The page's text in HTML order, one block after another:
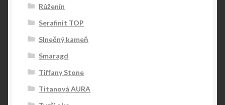
Rúženín
Serafinit TOP
Slnečný kameň
Smaragd
Tiffany Stone
Titanová AURA